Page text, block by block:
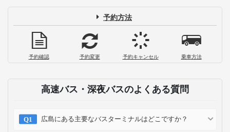
予約方法
予約確認 予約変更 予約キャンセル 乗車方法
高速バス・深夜バスのよくある質問
広島にある主要なバスターミナルはどこですか？